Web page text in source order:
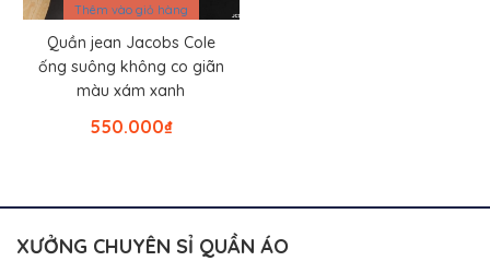
Thêm vào giỏ hàng
Quần jean Jacobs Cole
ống suông không co giãn
màu xám xanh
₫
550.000
XƯỞNG CHUYÊN SỈ QUẦN ÁO